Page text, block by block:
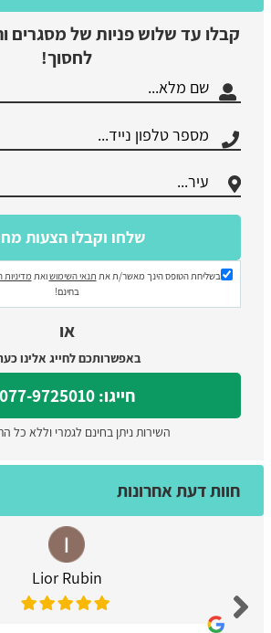
קבלו עד שלוש פניות של מסגרים
לחסוך!
בשליחת הטופס הינך מאשר/ת את תנאי השימושואת מדיניות
בחינם!
או
באפשרותכם לחייג אלינו
חייגו: 077-9725010
השירות ניתן בחינם לגמרי וללא כל
חוות דעת אחרונות
Lior Rubin